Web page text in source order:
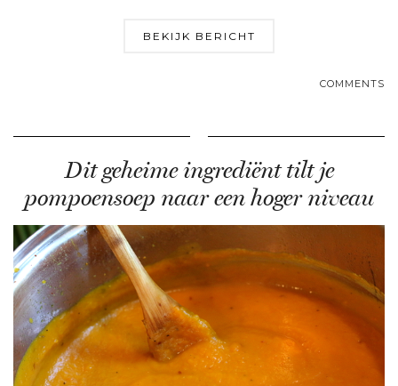
BEKIJK BERICHT
COMMENTS
Dit geheime ingrediënt tilt je
pompoensoep naar een hoger niveau